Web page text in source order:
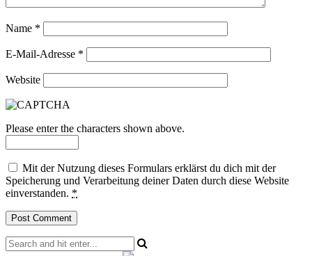
Name *
E-Mail-Adresse *
Website
Please enter the characters shown above.
Mit der Nutzung dieses Formulars erklärst du dich mit der
Speicherung und Verarbeitung deiner Daten durch diese Website
einverstanden. *